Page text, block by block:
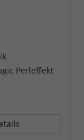
Perleffekt